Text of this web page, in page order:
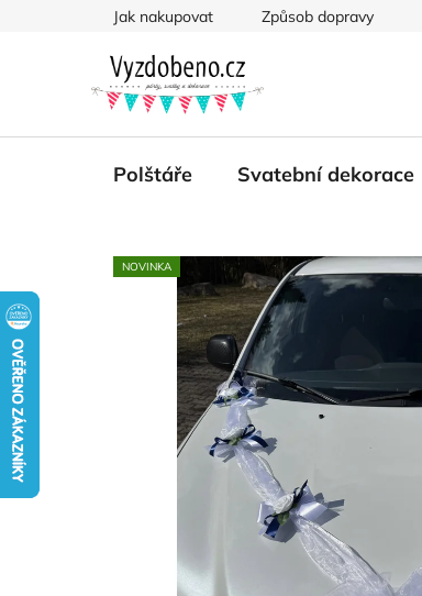
Jak nakupovat Způsob dopravy
Polštáře Svatební dekorace
NOVINKA